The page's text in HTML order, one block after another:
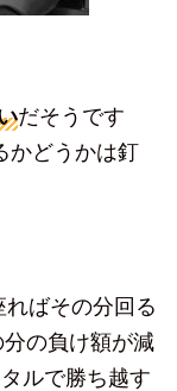
だそうです
かどうかは釘
ばその分回る
の負け額が減
ルで勝ち越す